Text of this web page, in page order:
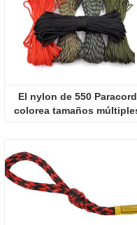
El nylon de 550 Paracord
colorea tamaños